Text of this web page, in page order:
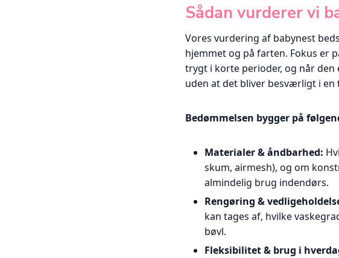
Sådan vurderer vi
Vores vurdering af babynest
hjemmet og på farten. Fokus er
trygt i korte perioder, og når den
uden at det bliver besværligt i en
Bedømmelsen bygger på
Materialer & åndbarhed:
skum, airmesh), og om
almindelig brug indendørs.
Rengøring &
kan tages af, hvilke
bøvl.
Fleksibilitet & brug i